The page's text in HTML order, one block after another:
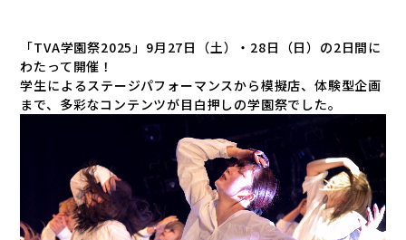
「TVA学園祭2025」9月27日（土）・28日（日）の2日間に
わたって開催！
学生によるステージパフォーマンスから模擬店、体験型企画
まで、多彩なコンテンツが目白押しの学園祭でした。